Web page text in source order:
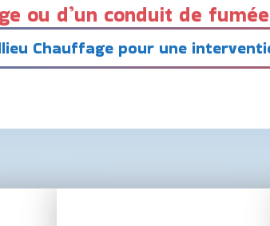
ou d’un conduit de
Chauffage pour une